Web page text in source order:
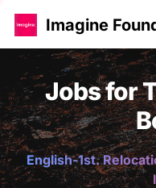
Imagine
Jobs for
English-1st.